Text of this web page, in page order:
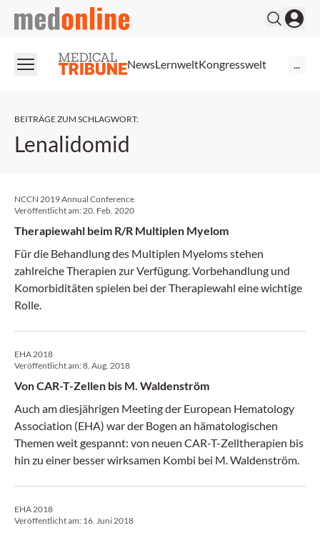
medonline
NewsLernweltKongresswelt
BEITRÄGE ZUM SCHLAGWORT:
Lenalidomid
NCCN 2019 Annual Conference
Veröffentlicht am:20. Feb. 2020
Therapiewahl beim R/R Multiplen Myelom
Für die Behandlung des Multiplen Myeloms stehen
zahlreiche Therapien zur Verfügung. Vorbehandlung und
Komorbiditäten spielen bei der Therapiewahl eine wichtige
Rolle.
EHA 2018
Veröffentlicht am:8. Aug. 2018
Von CAR-T-Zellen bis M. Waldenström
Auch am diesjährigen Meeting der European Hematology
Association (EHA) war der Bogen an hämatologischen
Themen weit gespannt: von neuen CAR-T-Zelltherapien bis
hin zu einer besser wirksamen Kombi bei M. Waldenström.
EHA 2018
Veröffentlicht am: 16. Juni 2018